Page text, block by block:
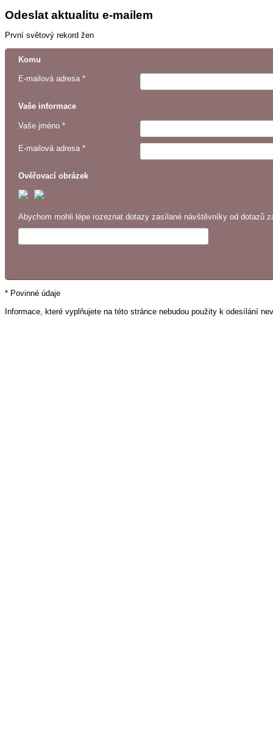
Odeslat aktualitu e-mailem
První světový rekord žen
Komu
E-mailová adresa *
Vaše informace
Vaše jméno *
E-mailová adresa *
Ověřovací obrázek
Abychom mohli lépe rozeznat dotazy zasílané návštěvníky od dotazů
* Povinné údaje
Informace, které vyplňujete na této stránce nebudou použity k odesílání